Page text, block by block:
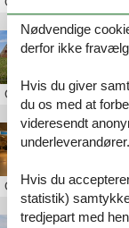
OmVinderup
FN
OmRinkenæs
Nødvendige
derfor ikke
Hvis du giver
du os med at
videresendt
underleverandører.
Hvis du
statistik)
tredjepart med